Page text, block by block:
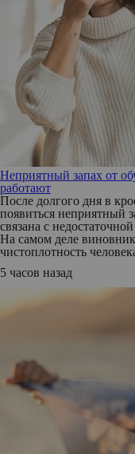
Неприятный запах от
работают
После долгого дня в
появиться неприятный
связана с
На самом деле
чистоплотность
5 часов назад